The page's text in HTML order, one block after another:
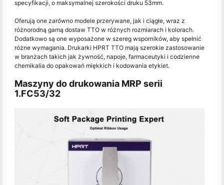
specyfikacji, o maksymalnej szerokości druku 53mm.
Oferują one zarówno modele przerywane, jak i ciągłe, wraz z
różnorodną gamą dostaw TTO w różnych rozmiarach i kolorach.
Dodatkowo są one wyposażone w szereg wsporników, aby spełnić
różne wymagania. Drukarki HPRT TTO mają szerokie zastosowanie
w branżach takich jak żywność, napoje, farmaceutyki i codzienne
chemikalia do opakowań miękkich i kodowania etykiet.
Maszyny do drukowania MRP serii
1.FC53/32